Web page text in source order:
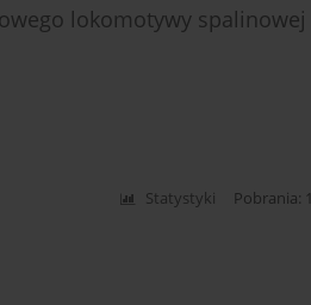
lokomotywy spalinowej
Statystyki Pobrania: 1